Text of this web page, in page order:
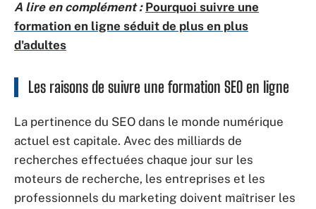
A lire en complément : Pourquoi suivre une
formation en ligne séduit de plus en plus
d'adultes
Les raisons de suivre une formation SEO en ligne
La pertinence du SEO dans le monde numérique
actuel est capitale. Avec des milliards de
recherches effectuées chaque jour sur les
moteurs de recherche, les entreprises et les
professionnels du marketing doivent maîtriser les